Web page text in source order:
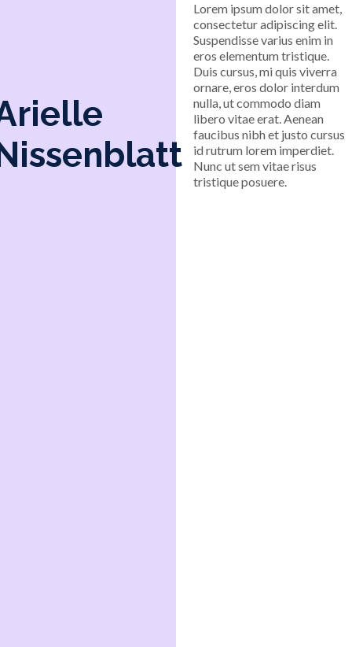
Lorem ipsum dolor sit amet,
consectetur adipiscing elit.
Suspendisse varius enim in
eros elementum tristique.
Duis cursus, mi quis viverra
ornare, eros dolor interdum
nulla, ut commodo diam
libero vitae erat. Aenean
faucibus nibh et justo cursus
id rutrum lorem imperdiet.
Nunc ut sem vitae risus
tristique posuere.